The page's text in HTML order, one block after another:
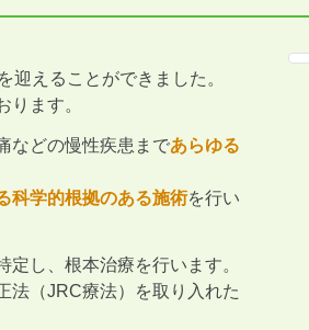
えることができました。
ます。
などの慢性疾患まであらゆる
科学的根拠のある施術を行い
し、根本治療を行います。
法（JRC療法）を取り入れた